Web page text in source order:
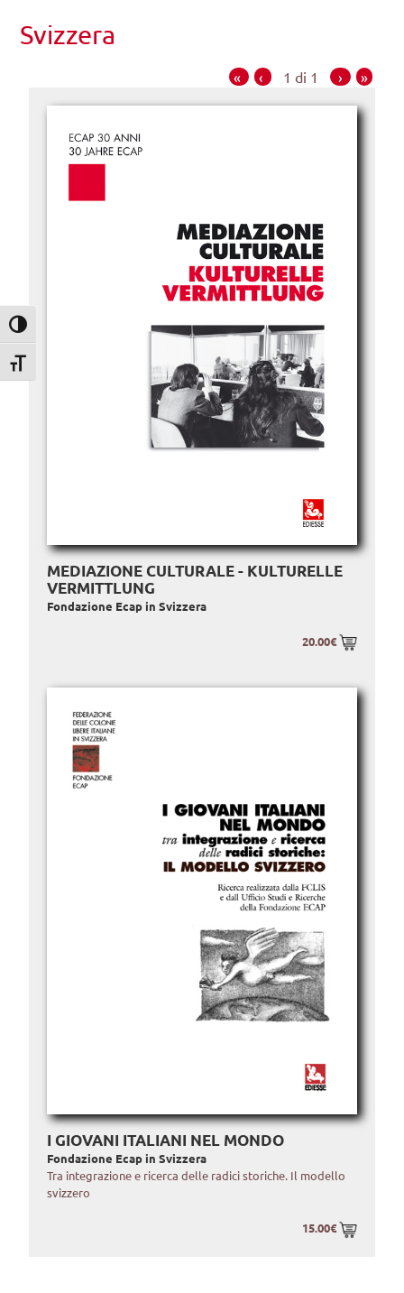
Attiva/disattiva alto contrasto
Attiva/disattiva dimensione testo
Svizzera
« ‹ 1 di 1 › »
MEDIAZIONE CULTURALE - KULTURELLE
VERMITTLUNG
Fondazione Ecap in Svizzera
20.00€
I GIOVANI ITALIANI NEL MONDO
Fondazione Ecap in Svizzera
Tra integrazione e ricerca delle radici storiche. Il modello
svizzero
15.00€